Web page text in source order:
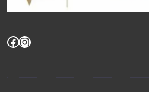
Facebook
Instagram